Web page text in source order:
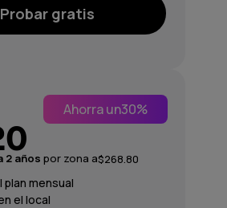
Probar gratis
Ahorra un30%
2 años por zona a$268.80
plan mensual
el local